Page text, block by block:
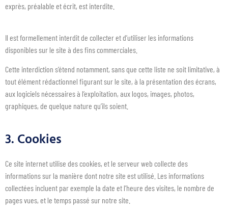
exprès, préalable et écrit, est interdite.
Il est formellement interdit de collecter et d’utiliser les informations
disponibles sur le site à des fins commerciales.
Cette interdiction s’étend notamment, sans que cette liste ne soit limitative, à
tout élément rédactionnel figurant sur le site, à la présentation des écrans,
aux logiciels nécessaires à l’exploitation, aux logos, images, photos,
graphiques, de quelque nature qu’ils soient.
3. Cookies
Ce site internet utilise des cookies, et le serveur web collecte des
informations sur la manière dont notre site est utilisé. Les informations
collectées incluent par exemple la date et l’heure des visites, le nombre de
pages vues, et le temps passé sur notre site.